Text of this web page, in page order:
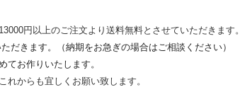
円以上のご注文より送料無料とさせていただきます。
だきます。（納期をお急ぎの場合はご相談ください）
てお作りいたします。
からも宜しくお願い致します。